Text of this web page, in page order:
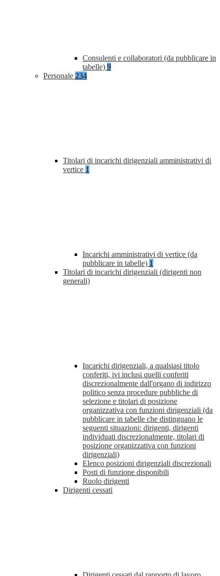
Consulenti e collaboratori (da pubblicare in
tabelle) 9
Personale 234
Titolari di incarichi dirigenziali amministrativi di
vertice 1
Incarichi amministrativi di vertice (da
pubblicare in tabelle) 1
Titolari di incarichi dirigenziali (dirigenti non
generali)
Incarichi dirigenziali, a qualsiasi titolo
conferiti, ivi inclusi quelli conferiti
discrezionalmente dall'organo di indirizzo
politico senza procedure pubbliche di
selezione e titolari di posizione
organizzativa con funzioni dirigenziali (da
pubblicare in tabelle che distinguano le
seguenti situazioni: dirigenti, dirigenti
individuati discrezionalmente, titolari di
posizione organizzativa con funzioni
dirigenziali)
Elenco posizioni dirigenziali discrezionali
Posti di funzione disponibili
Ruolo dirigenti
Dirigenti cessati